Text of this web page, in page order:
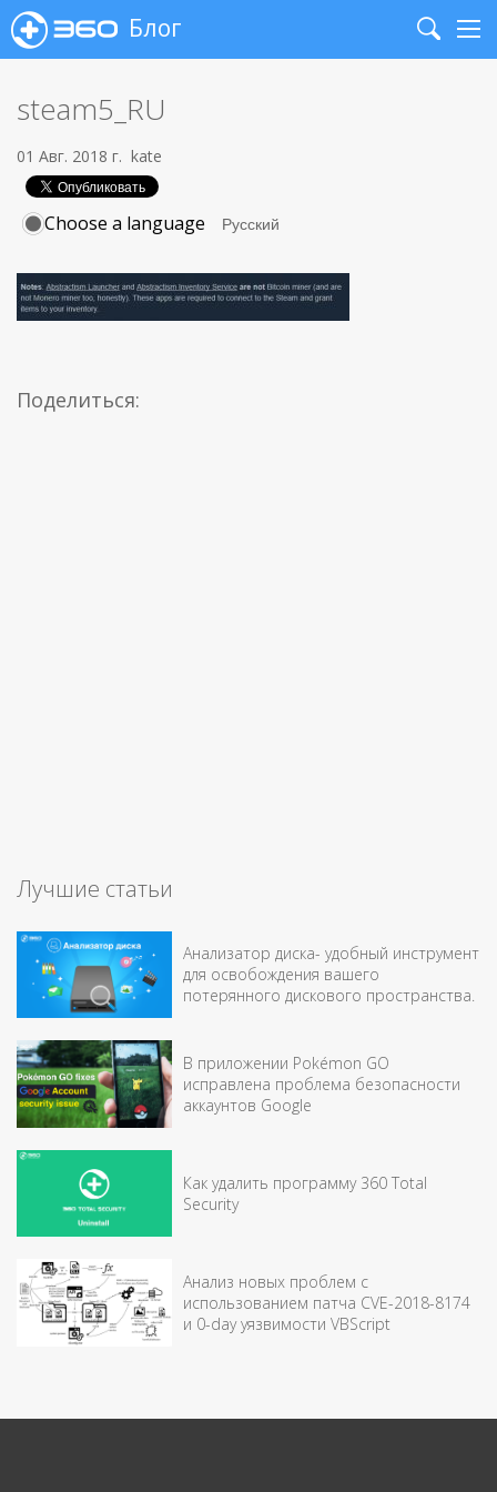
Блог
Search
steam5_RU
01 Авг. 2018 г. kate
Choose a language
Поделиться:
Лучшие статьи
Анализатор диска- удобный инструмент
для освобождения вашего
потерянного дискового пространства.
В приложении Pokémon GO
исправлена проблема безопасности
аккаунтов Google
Как удалить программу 360 Total
Security
Анализ новых проблем с
использованием патча CVE-2018-8174
и 0-day уязвимости VBScript